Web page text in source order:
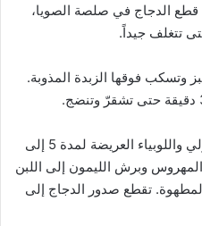
قطع الدجاج في صلصة الصويا،
تتغلف جيداً.
وتسكب فوقها الزبدة المذوبة.
3- في غضون ذلك، يسلق البروكولي واللوبياء العريضة لمدة 5 إلى
وبرش الليمون إلى اللبن
تقطع صدور الدجاج إلى